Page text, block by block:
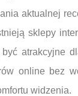
aktualnej
sklepy
atrakcyjne
online bez
widzenia.